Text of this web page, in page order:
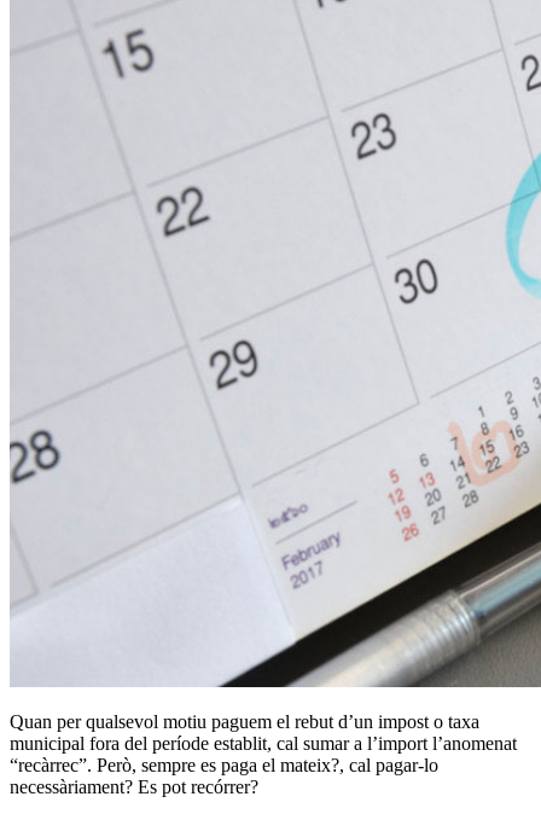
Quan per qualsevol motiu paguem el rebut d’un impost o taxa
municipal fora del període establit, cal sumar a l’import l’anomenat
“recàrrec”. Però, sempre es paga el mateix?, cal pagar-lo
necessàriament? Es pot recórrer?